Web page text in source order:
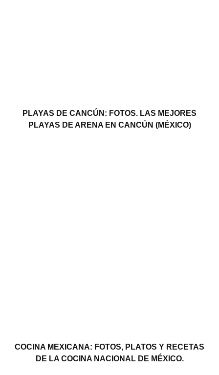
PLAYAS DE CANCÚN: FOTOS. LAS MEJORES
PLAYAS DE ARENA EN CANCÚN (MÉXICO)
COCINA MEXICANA: FOTOS, PLATOS Y RECETAS
DE LA COCINA NACIONAL DE MÉXICO.